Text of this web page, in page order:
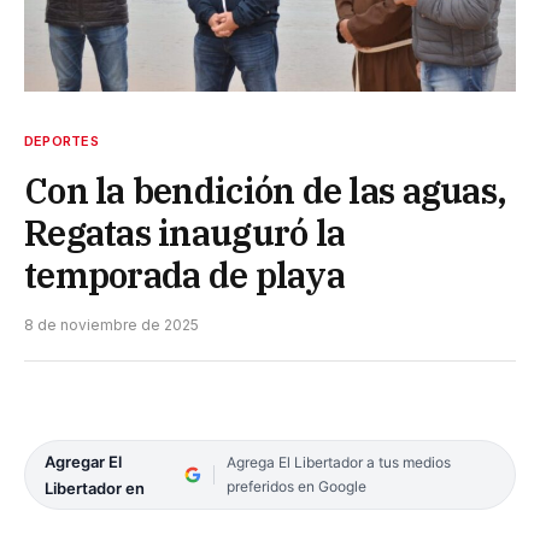
DEPORTES
Con la bendición de las aguas,
Regatas inauguró la
temporada de playa
8 de noviembre de 2025
Agregar El
Libertador en
Agrega El Libertador a tus medios
preferidos en Google